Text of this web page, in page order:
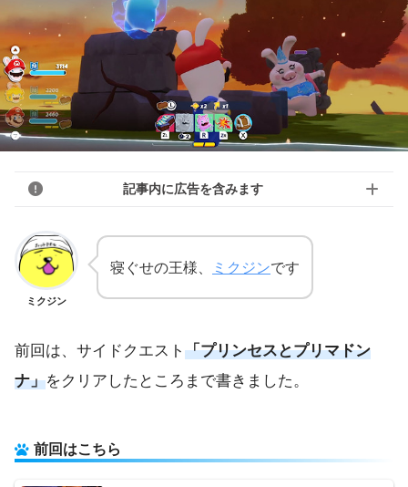
記事内に広告を含みます
ミクジン
寝ぐせの王様、 ミクジンです
前回は、サイドクエスト 「プリンセスとプリマドン
ナ」をクリアしたところまで書きました。
前回はこちら